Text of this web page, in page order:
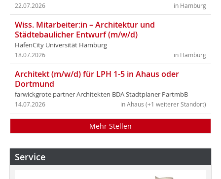
in Hamburg
22.07.2026
Wiss. Mitarbeiter:in – Architektur und
Städtebaulicher Entwurf (m/w/d)
HafenCity Universität Hamburg
in Hamburg
18.07.2026
Architekt (m/w/d) für LPH 1-5 in Ahaus oder
Dortmund
farwickgrote partner Architekten BDA Stadtplaner PartmbB
in Ahaus (+1 weiterer Standort)
14.07.2026
Mehr Stellen
Service